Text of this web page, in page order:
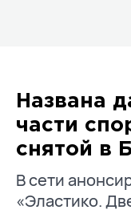
Названа
части
снятой в
В сети
«Эластико.